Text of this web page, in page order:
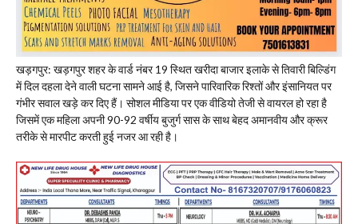
खड़गपुर: खड़गपुर शहर के वार्ड नंबर 19 स्थित खरीदा बाजार इलाके से तिवारी बिल्डिंग
में दिल दहला देने वाली घटना सामने आई है, जिसने पारिवारिक रिश्तों और इंसानियत पर
गंभीर सवाल खड़े कर दिए हैं। सोशल मीडिया पर एक वीडियो तेजी से वायरल हो रहा है
जिसमें एक महिला अपनी 90-92 वर्षीय बुजुर्ग सास के साथ बेहद अमानवीय और क्रूर
तरीके से मारपीट करती हुई नजर आ रही है।